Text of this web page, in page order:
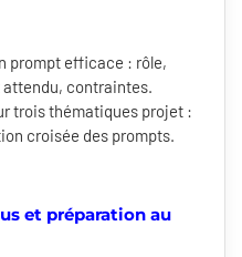
prompt efficace : rôle,
contraintes.
trois thématiques projet :
croisée des prompts.
et préparation au